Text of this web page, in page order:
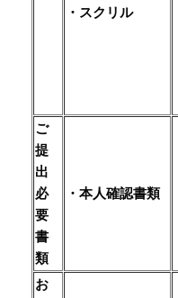
・スクリル
ご
提
出
必
要
書
類​
・本人確認書類
お